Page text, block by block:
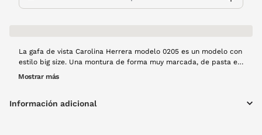
La gafa de vista Carolina Herrera modelo 0205 es un modelo con
estilo big size. Una montura de forma muy marcada, de pasta en
negro y detalles habana en el frente. Una gafa muy original que
Mostrar más
Información adicional